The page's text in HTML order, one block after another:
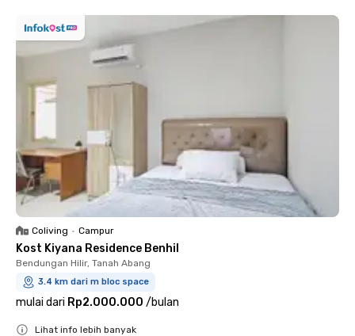
Coliving • Campur
Kost Kiyana Residence Benhil
Bendungan Hilir, Tanah Abang
3.4 km dari m bloc space
mulai dari Rp2.000.000 /bulan
Lihat info lebih banyak